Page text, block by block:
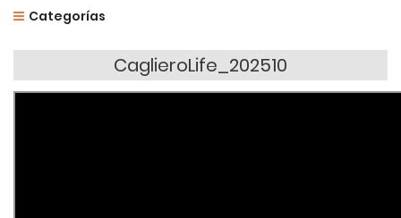
Categorías
CaglieroLife_202510